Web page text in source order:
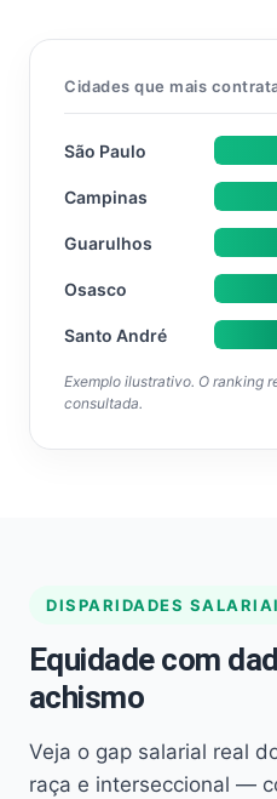
Cidades que mais
São Paulo
Campinas
Guarulhos
Osasco
Santo André
Exemplo ilustrativo. O ranking
consultada.
DISPARIDADES
Equidade com
achismo
Veja o gap salarial real
raça e interseccional —